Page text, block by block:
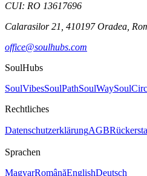
CUI: RO 13617696
Calarasilor 21, 410197 Oradea,
office@soulhubs.com
SoulHubs
SoulVibesSoulPathSoulWay
Rechtliches
DatenschutzerklärungAGB
Sprachen
MagyarRomânăEnglishDeutsch